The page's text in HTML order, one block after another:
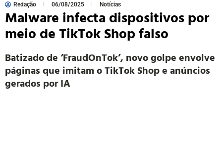
Redação 06/08/2025 Notícias
Malware infecta dispositivos por
meio de TikTok Shop falso
Batizado de ‘FraudOnTok’, novo golpe envolve
páginas que imitam o TikTok Shop e anúncios
gerados por IA